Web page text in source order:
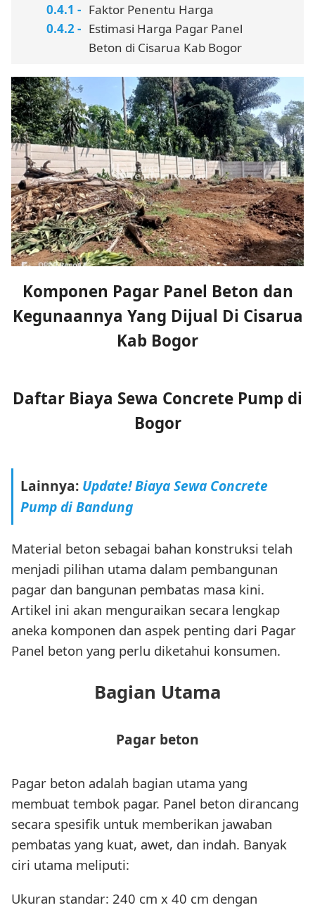
Faktor Penentu Harga
Estimasi Harga Pagar Panel
Beton di Cisarua Kab Bogor
Komponen Pagar Panel Beton dan
Kegunaannya Yang Dijual Di Cisarua
Kab Bogor
Daftar Biaya Sewa Concrete Pump di
Bogor
Lainnya: Update! Biaya Sewa Concrete
Pump di Bandung
Material beton sebagai bahan konstruksi telah
menjadi pilihan utama dalam pembangunan
pagar dan bangunan pembatas masa kini.
Artikel ini akan menguraikan secara lengkap
aneka komponen dan aspek penting dari Pagar
Panel beton yang perlu diketahui konsumen.
Bagian Utama
Pagar beton
Pagar beton adalah bagian utama yang
membuat tembok pagar. Panel beton dirancang
secara spesifik untuk memberikan jawaban
pembatas yang kuat, awet, dan indah. Banyak
ciri utama meliputi:
Ukuran standar: 240 cm x 40 cm dengan